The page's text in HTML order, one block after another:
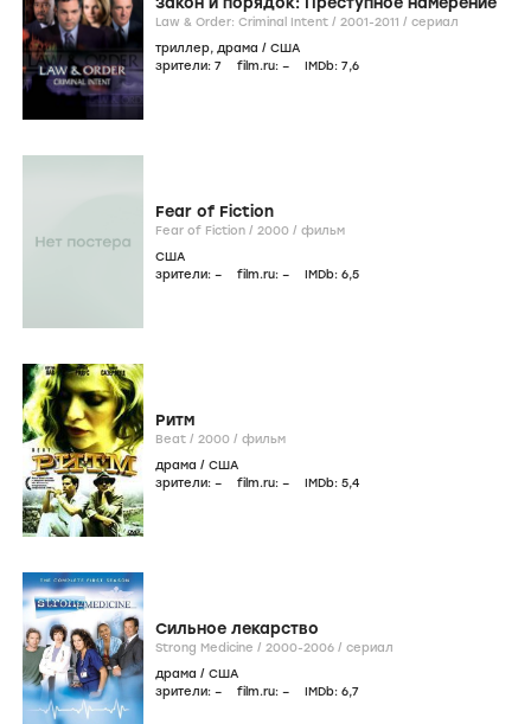
Law & Order: Criminal Intent / 2001-2011 / сериал
триллер, драма / США
зрители: 7 film.ru: – IMDb: 7,6
Fear of Fiction
Fear of Fiction / 2000 / фильм
США
зрители: – film.ru: – IMDb: 6,5
Ритм
Beat / 2000 / фильм
драма / США
зрители: – film.ru: – IMDb: 5,4
Сильное лекарство
Strong Medicine / 2000-2006 / сериал
драма / США
зрители: – film.ru: – IMDb: 6,7